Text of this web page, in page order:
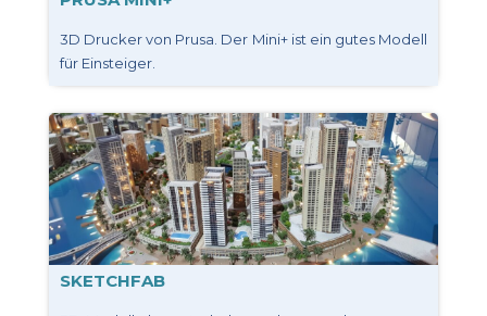
3D Drucker von Prusa. Der Mini+ ist ein gutes Modell
für Einsteiger.
SKETCHFAB